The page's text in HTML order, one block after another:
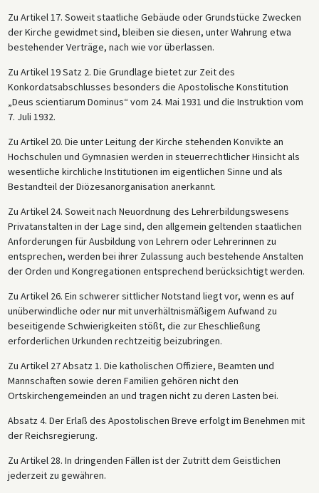
Zu Artikel 17. Soweit staatliche Gebäude oder Grundstücke Zwecken
der Kirche gewidmet sind, bleiben sie diesen, unter Wahrung etwa
bestehender Verträge, nach wie vor überlassen.
Zu Artikel 19 Satz 2. Die Grundlage bietet zur Zeit des
Konkordatsabschlusses besonders die Apostolische Konstitution
„Deus scientiarum Dominus“ vom 24. Mai 1931 und die Instruktion vom
7. Juli 1932.
Zu Artikel 20. Die unter Leitung der Kirche stehenden Konvikte an
Hochschulen und Gymnasien werden in steuerrechtlicher Hinsicht als
wesentliche kirchliche Institutionen im eigentlichen Sinne und als
Bestandteil der Diözesanorganisation anerkannt.
Zu Artikel 24. Soweit nach Neuordnung des Lehrerbildungswesens
Privatanstalten in der Lage sind, den allgemein geltenden staatlichen
Anforderungen für Ausbildung von Lehrern oder Lehrerinnen zu
entsprechen, werden bei ihrer Zulassung auch bestehende Anstalten
der Orden und Kongregationen entsprechend berücksichtigt werden.
Zu Artikel 26. Ein schwerer sittlicher Notstand liegt vor, wenn es auf
unüberwindliche oder nur mit unverhältnismäßigem Aufwand zu
beseitigende Schwierigkeiten stößt, die zur Eheschließung
erforderlichen Urkunden rechtzeitig beizubringen.
Zu Artikel 27 Absatz 1. Die katholischen Offiziere, Beamten und
Mannschaften sowie deren Familien gehören nicht den
Ortskirchengemeinden an und tragen nicht zu deren Lasten bei.
Absatz 4. Der Erlaß des Apostolischen Breve erfolgt im Benehmen mit
der Reichsregierung.
Zu Artikel 28. In dringenden Fällen ist der Zutritt dem Geistlichen
jederzeit zu gewähren.